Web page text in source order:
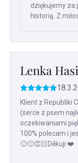
dziękujemy za
historią. Z
Lenka
Ocena
produktu
to
5
na
5
gwiazdek.
Klient z Republiki
(serce z psem
oczekiwaniami
100% polecam i
🙂🙂👏🏻Děkuji ❤️